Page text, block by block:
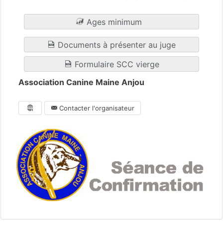
Ages minimum
Documents à présenter au juge
Formulaire SCC vierge
Association Canine Maine Anjou
Contacter l'organisateur